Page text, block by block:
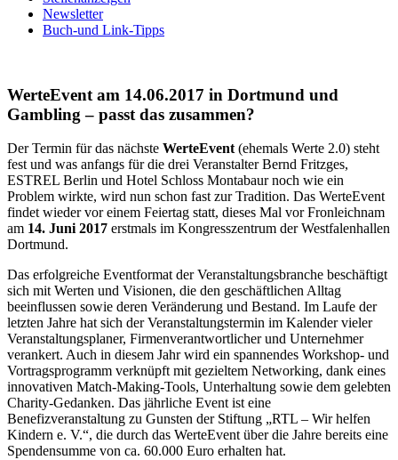
Newsletter
Buch-und Link-Tipps
WerteEvent am 14.06.2017 in Dortmund und
Gambling – passt das zusammen?
Der Termin für das nächste WerteEvent(ehemals Werte 2.0) steht
fest und was anfangs für die drei Veranstalter Bernd Fritzges,
ESTREL Berlin und Hotel Schloss Montabaur noch wie ein
Problem wirkte, wird nun schon fast zur Tradition. Das WerteEvent
findet wieder vor einem Feiertag statt, dieses Mal vor Fronleichnam
am 14. Juni 2017 erstmals im Kongresszentrum der Westfalenhallen
Dortmund.
Das erfolgreiche Eventformat der Veranstaltungsbranche beschäftigt
sich mit Werten und Visionen, die den geschäftlichen Alltag
beeinflussen sowie deren Veränderung und Bestand. Im Laufe der
letzten Jahre hat sich der Veranstaltungstermin im Kalender vieler
Veranstaltungsplaner, Firmenverantwortlicher und Unternehmer
verankert. Auch in diesem Jahr wird ein spannendes Workshop- und
Vortragsprogramm verknüpft mit gezieltem Networking, dank eines
innovativen Match-Making-Tools, Unterhaltung sowie dem gelebten
Charity-Gedanken. Das jährliche Event ist eine
Benefizveranstaltung zu Gunsten der Stiftung „RTL – Wir helfen
Kindern e. V.“, die durch das WerteEvent über die Jahre bereits eine
Spendensumme von ca. 60.000 Euro erhalten hat.